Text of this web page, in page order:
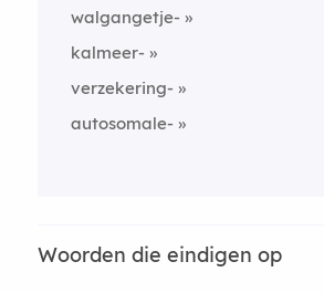
walgangetje-
kalmeer-
verzekering-
autosomale-
Woorden die eindigen op